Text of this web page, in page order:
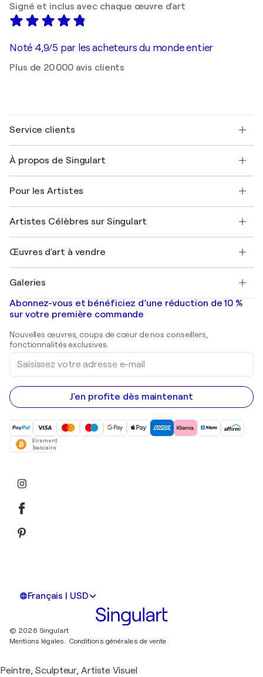
Signé et inclus avec chaque œuvre d'art
Noté 4,9/5 par les acheteurs du monde entier
Plus de 20 000 avis clients
Service clients
Expédition
Offrir une carte cadeau
Rejoignez notre programme commercial
Mon compte
+33 1 76 44 06 42
À propos de Singulart
FAQ
Magazine Singulart
Emplois
Découvrez une sélection d'art original
Pour les Artistes
Se connecter en tant qu'Artiste
Artistes Célèbres sur Singulart
Marc Chagall
Banksy
Mr. Brainwash
Shepard Fairey
Œuvres d'art à vendre
Tableaux abstraits à vendre
Peintures de paysage
Estampes
Peintures acryliques
Galeries
Galeries d'art en France
Galeries d'art en Belgique
Abonnez-vous et bénéficiez d’une réduction de 10 %
sur votre première commande
Nouvelles œuvres, coups de cœur de nos conseillers,
fonctionnalités exclusives.
Saisissez
votre
adresse
e-
mail
J'en profite dès maintenant
Virement
bancaire
Français | USD
© 2026 Singulart
Mentions légales.
Conditions générales de vente
Peintre, Sculpteur, Artiste Visuel